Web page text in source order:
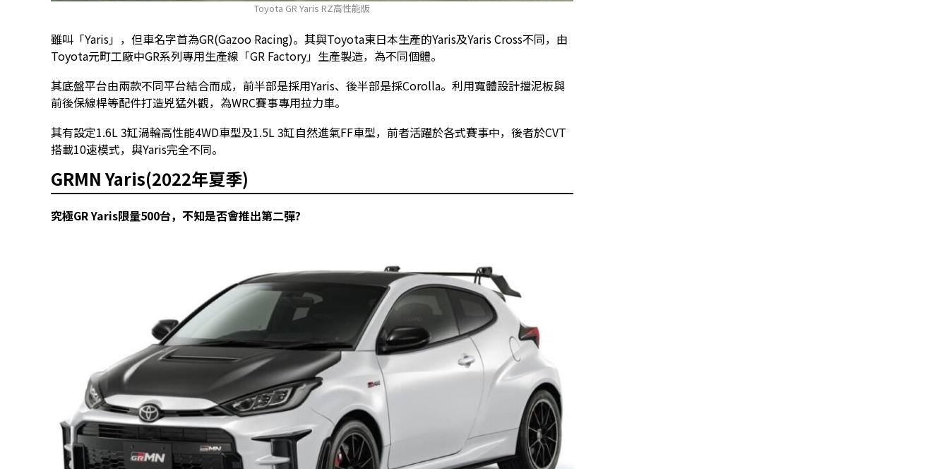
Toyota GR Yaris RZ高性能版
雖叫「Yaris」，但車名字首為GR(Gazoo Racing)。其與Toyota東日本生產的Yaris及Yaris Cross不同，由
Toyota元町工廠中GR系列專用生產線「GR Factory」生產製造，為不同個體。
其底盤平台由兩款不同平台結合而成，前半部是採用Yaris、後半部是採Corolla。利用寬體設計擋泥板與
前後保線桿等配件打造兇猛外觀，為WRC賽事專用拉力車。
其有設定1.6L 3缸渦輪高性能4WD車型及1.5L 3缸自然進氣FF車型，前者活躍於各式賽事中，後者於CVT
搭載10速模式，與Yaris完全不同。
GRMN Yaris(2022年夏季)
究極GR Yaris限量500台，不知是否會推出第二彈?